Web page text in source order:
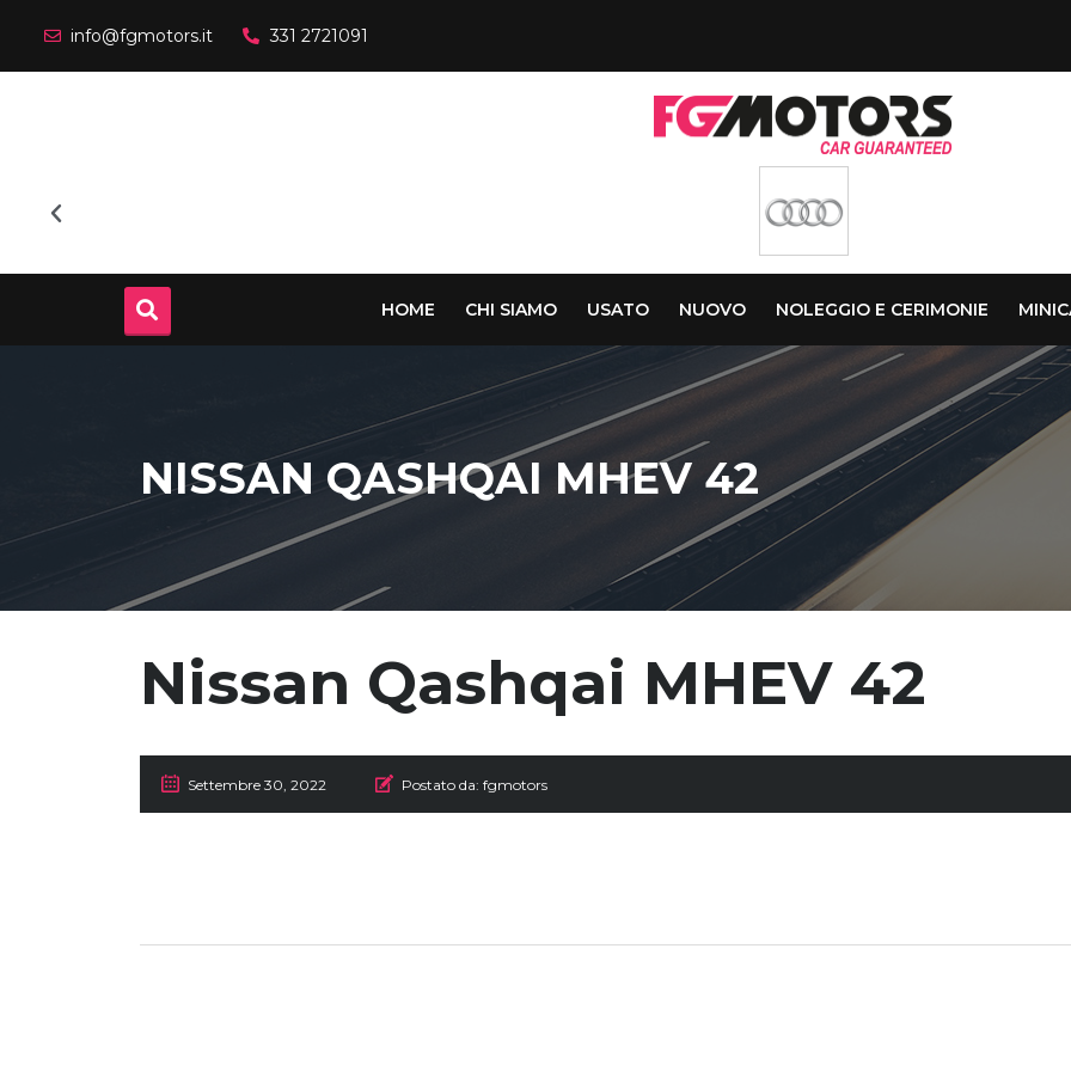
info@fgmotors.it 331 2721091
HOME CHI SIAMO USATO NUOVO NOLEGGIO E CERIMONIE
NISSAN QASHQAI MHEV 42
Nissan Qashqai MHEV 42
Settembre 30, 2022 Postato da: fgmotors